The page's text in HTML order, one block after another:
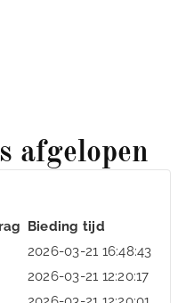
afgelopen
Bieding tijd
2026-03-21 16:48:43
2026-03-21 12:20:17